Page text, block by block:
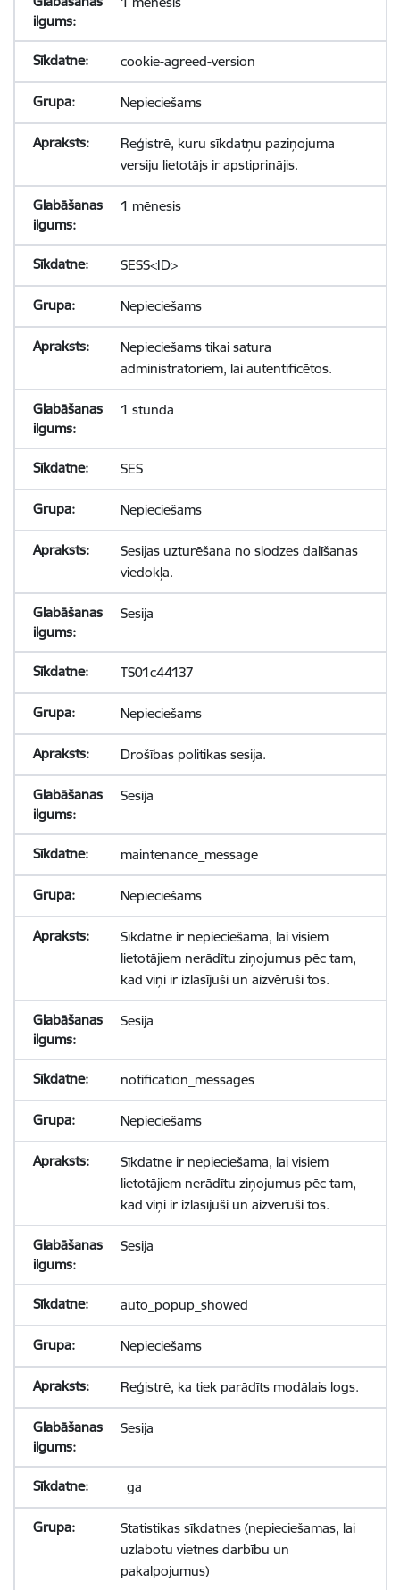
cookie-agreed-version
Nepieciešams
Reģistrē, kuru sīkdatņu paziņojuma
versiju lietotājs ir apstiprinājis.
1 mēnesis
SESS<ID>
Nepieciešams
Nepieciešams tikai satura
administratoriem, lai autentificētos.
1 stunda
SES
Nepieciešams
Sesijas uzturēšana no slodzes dalīšanas
viedokļa.
Sesija
TS01c44137
Nepieciešams
Drošības politikas sesija.
Sesija
maintenance_message
Nepieciešams
Sīkdatne ir nepieciešama, lai visiem
lietotājiem nerādītu ziņojumus pēc tam,
kad viņi ir izlasījuši un aizvēruši tos.
Sesija
notification_messages
Nepieciešams
Sīkdatne ir nepieciešama, lai visiem
lietotājiem nerādītu ziņojumus pēc tam,
kad viņi ir izlasījuši un aizvēruši tos.
Sesija
auto_popup_showed
Nepieciešams
Reģistrē, ka tiek parādīts modālais logs.
Sesija
_ga
Statistikas sīkdatnes (nepieciešamas, lai
uzlabotu vietnes darbību un
pakalpojumus)